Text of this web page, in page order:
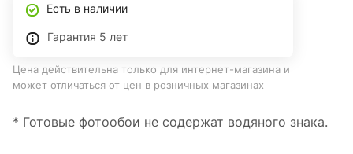
Есть в наличии
Гарантия 5 лет
Цена действительна только для интернет-магазина и
может отличаться от цен в розничных магазинах
* Готовые фотообои не содержат водяного знака.